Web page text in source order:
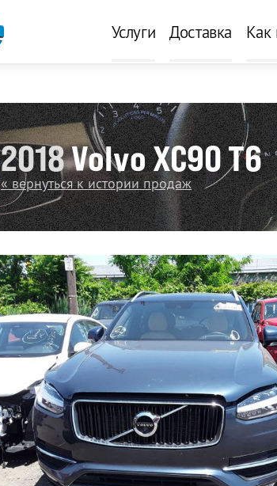
Услуги Доставка Как
2018Volvo XC90 T6
« вернуться к истории продаж